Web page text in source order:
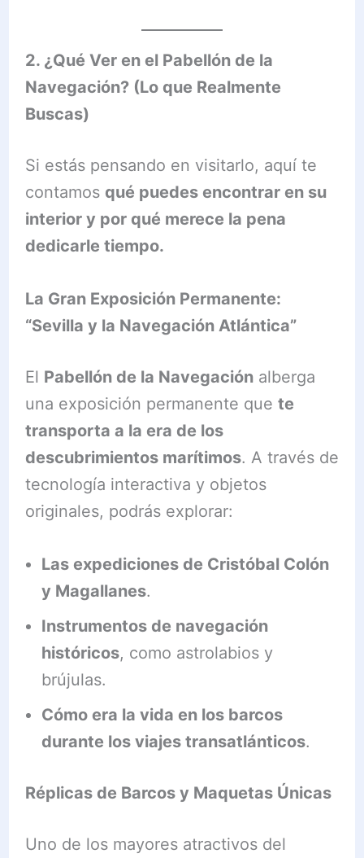
2. ¿Qué Ver en el Pabellón de la
Navegación? (Lo que Realmente
Buscas)
Si estás pensando en visitarlo, aquí te
contamos qué puedes encontrar en su
interior y por qué merece la pena
dedicarle tiempo.
La Gran Exposición Permanente:
“Sevilla y la Navegación Atlántica”
El Pabellón de la Navegaciónalberga
una exposición permanente que te
transporta a la era de los
descubrimientos marítimos. A través de
tecnología interactiva y objetos
originales, podrás explorar:
Las expediciones de Cristóbal Colón
y Magallanes.
Instrumentos de navegación
históricos, como astrolabios y
brújulas.
Cómo era la vida en los barcos
durante los viajes transatlánticos.
Réplicas de Barcos y Maquetas Únicas
Uno de los mayores atractivos del